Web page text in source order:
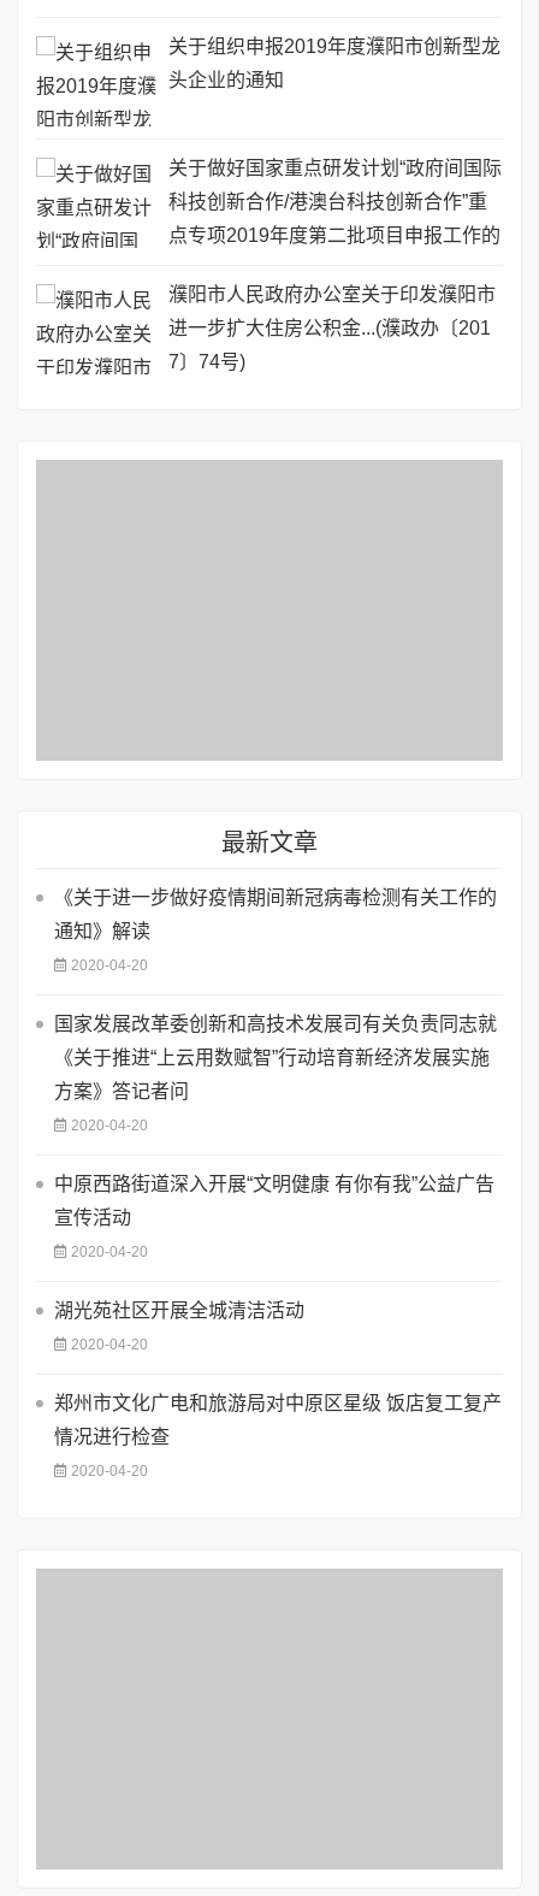
关于组织申报2019年度濮阳市创新型龙
头企业的通知
关于做好国家重点研发计划“政府间国际
科技创新合作/港澳台科技创新合作”重
点专项2019年度第二批项目申报工作的
濮阳市人民政府办公室关于印发濮阳市
进一步扩大住房公积金...(濮政办〔201
7〕74号)
最新文章
《关于进一步做好疫情期间新冠病毒检测有关工作的
通知》解读
2020-04-20
国家发展改革委创新和高技术发展司有关负责同志就
《关于推进“上云用数赋智”行动培育新经济发展实施
方案》答记者问
2020-04-20
中原西路街道深入开展“文明健康 有你有我”公益广告
宣传活动
2020-04-20
湖光苑社区开展全城清洁活动
2020-04-20
郑州市文化广电和旅游局对中原区星级 饭店复工复产
情况进行检查
2020-04-20